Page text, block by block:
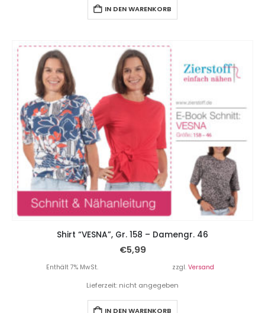
IN DEN WARENKORB
Shirt “VESNA”, Gr. 158 – Damengr. 46
€5,99
Enthält 7% MwSt. zzgl. Versand
Lieferzeit: nicht angegeben
IN DEN WARENKORB